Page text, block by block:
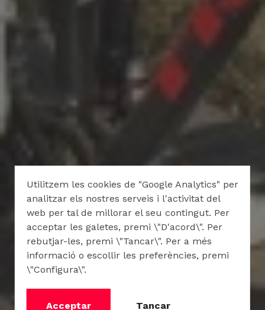
Utilitzem les cookies de "Google Analytics" per
analitzar els nostres serveis i l'activitat del
web per tal de millorar el seu contingut. Per
acceptar les galetes, premi \"D'acord\". Per
rebutjar-les, premi \"Tancar\". Per a més
informació o escollir les preferències, premi
\"Configura\".
Acceptar Tancar